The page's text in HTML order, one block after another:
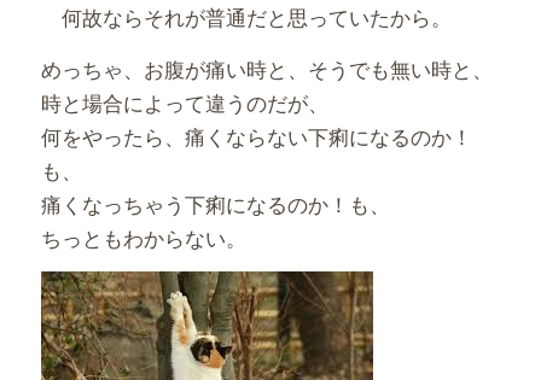
何故ならそれが普通だと思っていたから。
めっちゃ、お腹が痛い時と、そうでも無い時と、
時と場合によって違うのだが、
何をやったら、痛くならない下痢になるのか！
も、
痛くなっちゃう下痢になるのか！も、
ちっともわからない。